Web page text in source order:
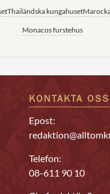
Thailändska kungahuset
Monacos furstehus
KONTAKTA OSS
Epost:
Telefon:
08-611 90 10